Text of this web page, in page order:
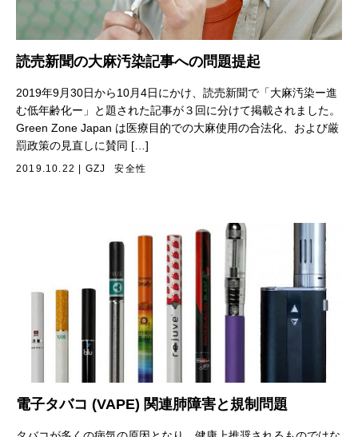
読売新聞の大麻汚染記事への問題提起
2019年9月30日から10月4日にかけ、読売新聞で「大麻汚染ー進
む低年齢化ー」と題された記事が３回に分けて掲載されました。
Green Zone Japan は医療目的での大麻使用の合法化、および厳
罰政策の見直しに賛同 […]
2019.10.22 GZJ 安全性
電子タバコ (VAPE) 関連肺障害と規制問題